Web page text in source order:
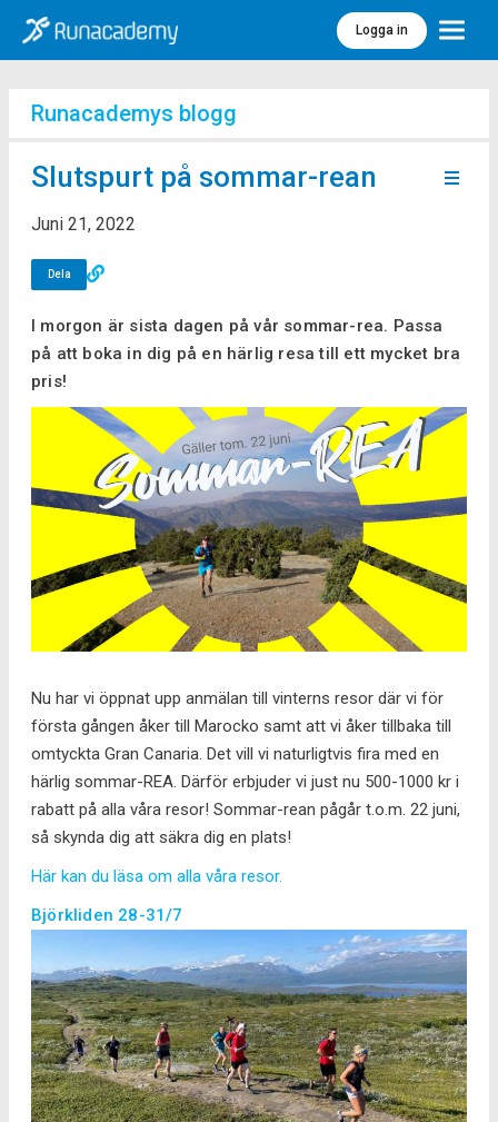
Logga in Meny
Runacademys blogg
Slutspurt på sommar-rean
Juni 21, 2022
Dela
I morgon är sista dagen på vår sommar-rea. Passa
på att boka in dig på en härlig resa till ett mycket bra
pris!
Nu har vi öppnat upp anmälan till vinterns resor där vi för
första gången åker till Marocko samt att vi åker tillbaka till
omtyckta Gran Canaria. Det vill vi naturligtvis fira med en
härlig sommar-REA. Därför erbjuder vi just nu 500-1000 kr i
rabatt på alla våra resor! Sommar-rean pågår t.o.m. 22 juni,
så skynda dig att säkra dig en plats!
Här kan du läsa om alla våra resor.
Björkliden 28-31/7